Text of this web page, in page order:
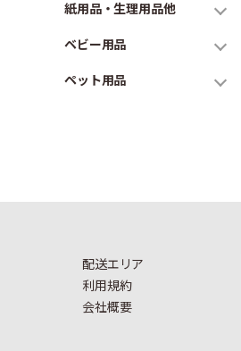
紙用品・生理用品他
ベビー用品
ペット用品
配送エリア
利用規約
会社概要